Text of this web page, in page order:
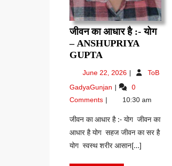
जीवन का आधार है :- योग
– ANSHUPRIYA
GUPTA
आधार
है
:-
–
ANSHUPRIYA
GUPTA
June 22, 2026 June
2026
ToB
GadyaGunjan जीवन
आधार
है
:-
योग
–
0
Comments
10:30 am
जीवन का आधार है :- योग जीवन का
आधार है योग सहज जीवन का सर है
योग स्वस्थ शरीर आसान[...]